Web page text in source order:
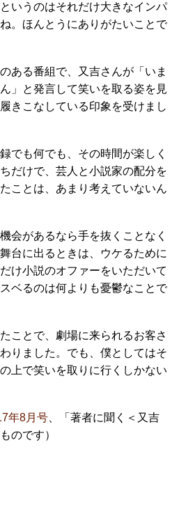
いうのはそれだけ大きなインパ
。ほんとうにありがたいことで
ある番組で、又吉さんが「いま
」と発言して笑いを取る姿を見
きこなしている印象を受けまし
でも何でも、その時間が楽しく
だけで、芸人と小説家の配分を
ことは、あまり考えていないん
会があるなら手を抜くことなく
台に出るときは、ウケるために
け小説のオファーをいただいて
ベるのは何よりも憂鬱なことで
ことで、劇場に来られるお客さ
りました。でも、僕としてはそ
上で笑いを取りに行くしかない
年8月号 、「著者に聞く＜又吉
のです）